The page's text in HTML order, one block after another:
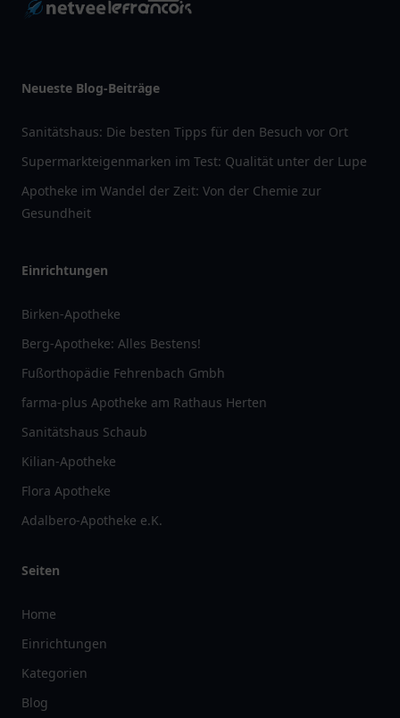
Neueste Blog-Beiträge
Sanitätshaus: Die besten Tipps für den Besuch vor Ort
Supermarkteigenmarken im Test: Qualität unter der Lupe
Apotheke im Wandel der Zeit: Von der Chemie zur
Gesundheit
Einrichtungen
Birken-Apotheke
Berg-Apotheke: Alles Bestens!
Fußorthopädie Fehrenbach Gmbh
farma-plus Apotheke am Rathaus Herten
Sanitätshaus Schaub
Kilian-Apotheke
Flora Apotheke
Adalbero-Apotheke e.K.
Seiten
Home
Einrichtungen
Kategorien
Blog